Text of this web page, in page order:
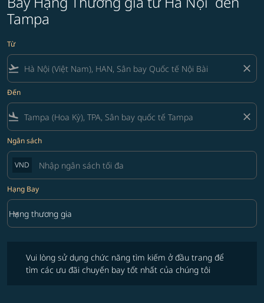
Tampa
Từ
flight_takeoff close
Đến
flight_land close
Ngân sách
VND
Hạng Bay
Hạng Bay option Hạng thương gia Selected
Hạng thương gia
keyboard_arrow_down
Vui lòng sử dụng chức năng tìm kiếm ở đầu trang để
tìm các ưu đãi chuyến bay tốt nhất của chúng tôi